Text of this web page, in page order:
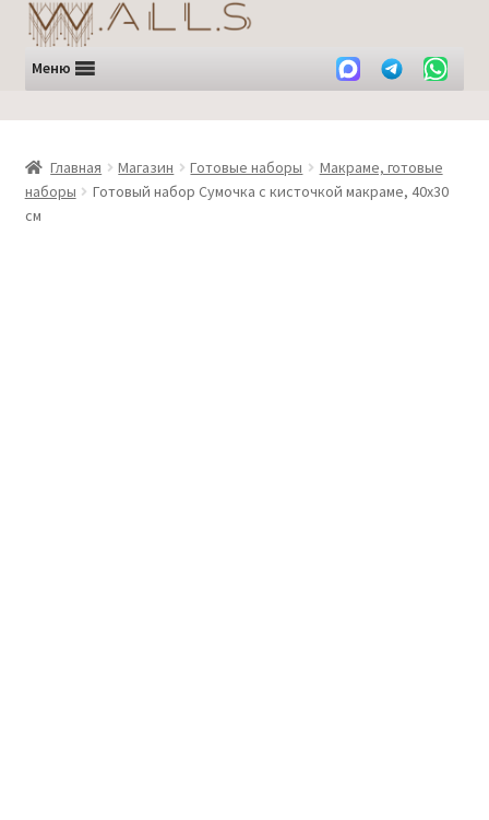
Перейти
к
навигации
Перейти
к
содержимому
Меню
Главная Магазин Готовые наборы
Макраме, готовые
наборы
Готовый набор Сумочка с кисточкой макраме, 40х30
см